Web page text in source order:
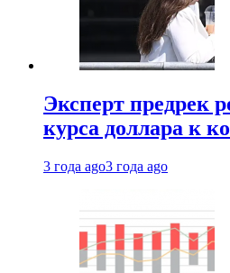
Эксперт предрек
курса доллара к
3 года ago3 года ago